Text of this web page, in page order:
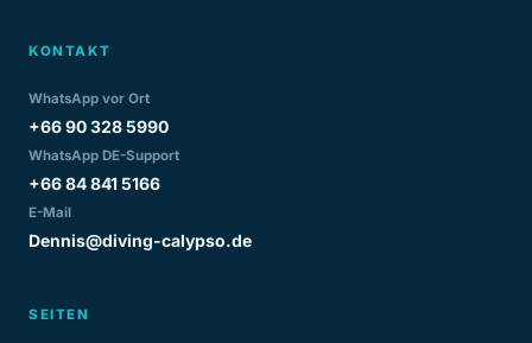
KONTAKT
WhatsApp vor Ort
+66 90 328 5990
WhatsApp DE-Support
+66 84 841 5166
E-Mail
Dennis@diving-calypso.de
SEITEN